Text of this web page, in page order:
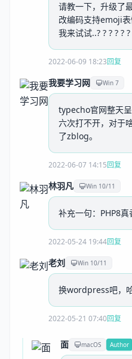
请教一下，升级了
改编码支持emoji表
我来试试..? ? ? ? ? ?
2022-06-09 18:23回复
我要学习网 Win 7
typecho官网整天
六次打不开，对于
了zblog。
2022-06-07 14:15回复
林羽凡 Win 10/11
补充一句：PHP8真
2022-05-24 19:44回复
老刘 Win 10/11
换wordpress吧，
2022-05-21 07:40回复
面 macOS Author